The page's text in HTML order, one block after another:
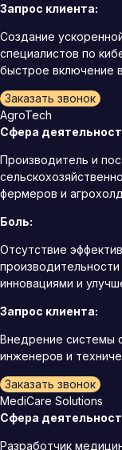
Запрос клиента:
Создание
специалистов по
быстрое включение
Заказать звонок
AgroTech
Сфера
Производитель и
фермеров и
Боль:
Отсутствие
инновациями и
Запрос клиента:
Внедрение системы
инженеров и
Заказать звонок
MediCare Solutions
Сфера
Разработчик